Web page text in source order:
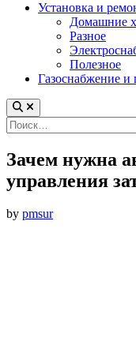
Установка и
Домашние
Разное
Полезное
Газоснабжение и
Найти:
Зачем нужна
управления
by pmsur